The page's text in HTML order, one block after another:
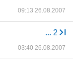
09:13 26.08.2007
... 2
03:40 26.08.2007